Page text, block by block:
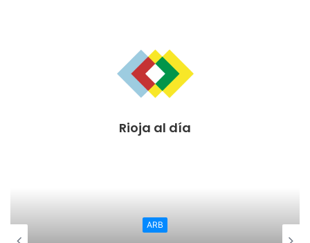
parado tras una falta favorable. El colegiado expulsó a
Javier Urrutia (segundo entrenador local). Cristian estuvo
seguro y bloqueó varias acciones de peligro, muy bien
éxito; a éste último le llaman «el cañonero del Gernika».
que asistir a dos compañeros y preguntamos por ellos.
Rioja al día
ARB